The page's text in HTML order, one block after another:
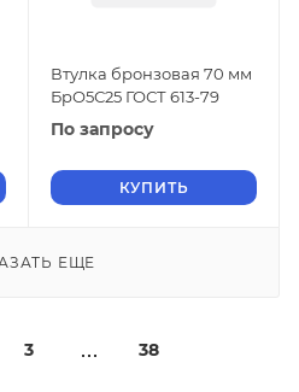
Втулка бронзовая 70 мм
БрО5С25 ГОСТ 613-79
По запросу
КУПИТЬ
ЕЩЕ
3 38